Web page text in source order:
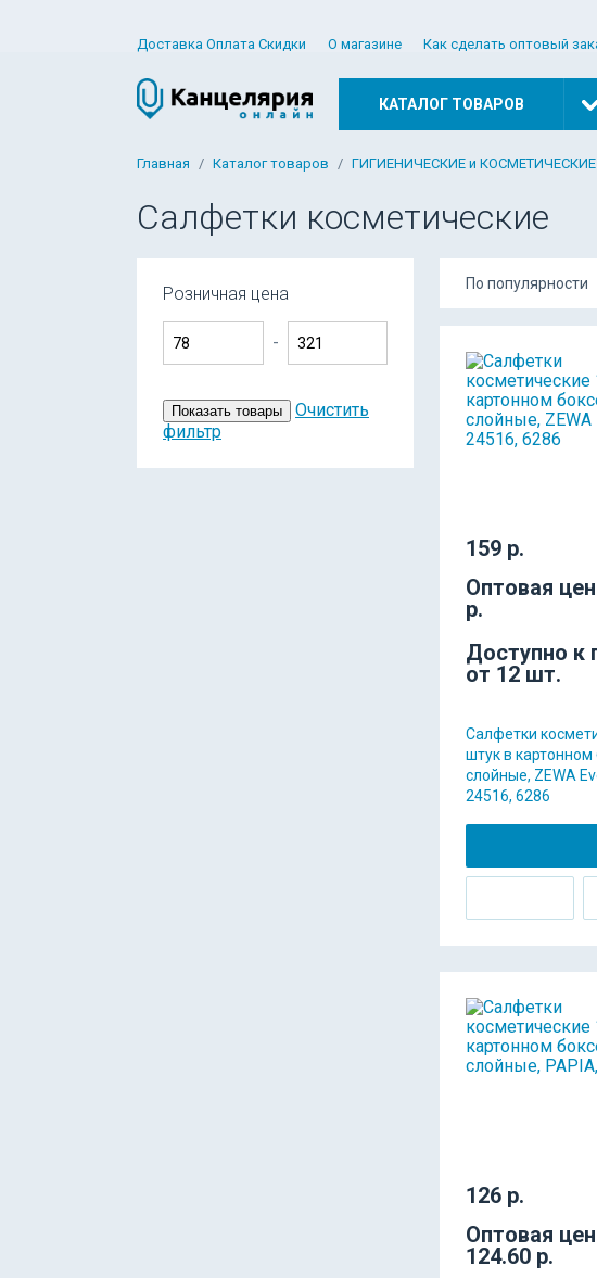
Доставка Оплата Скидки О магазине Как сделать оптовый
КАТАЛОГ ТОВАРОВ
Главная Каталог товаров ГИГИЕНИЧЕСКИЕ и
Салфетки косметические
Розничная цена
-
Показать товары
Очистить
фильтр
По популярности
159 р.
Оптовая
р.
Доступно к
от 12 шт.
Салфетки
штук в картонном
слойные, ZEWA
24516, 6286
126 р.
Оптовая
124.60 р.